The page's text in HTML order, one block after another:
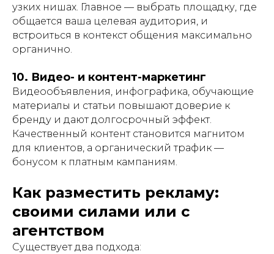
узких нишах. Главное — выбрать площадку, где
общается ваша целевая аудитория, и
встроиться в контекст общения максимально
органично.
10. Видео- и контент-маркетинг
Видеообъявления, инфографика, обучающие
материалы и статьи повышают доверие к
бренду и дают долгосрочный эффект.
Качественный контент становится магнитом
для клиентов, а органический трафик —
бонусом к платным кампаниям.
Как разместить рекламу:
своими силами или с
агентством
Существует два подхода: